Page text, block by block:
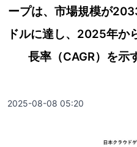
ープは、市場規模が
ドルに達し、2025年
長率（CAGR）を示
2025-08-08 05:20